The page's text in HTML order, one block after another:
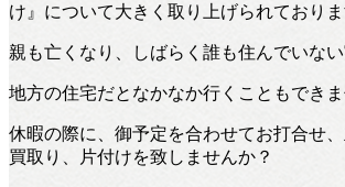
け』について大きく取り上げられておりま
親も亡くなり、しばらく誰も住んでいない
地方の住宅だとなかなか行くこともできま
休暇の際に、御予定を合わせてお打合せ
買取り、片付けを致しませんか？